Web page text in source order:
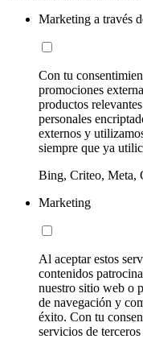
Marketing a través
Con tu
promociones
productos
personales
externos y
siempre que ya
Bing, Criteo, Meta,
Marketing
Al aceptar estos
contenidos
nuestro sitio web o
de navegación y
éxito. Con tu
servicios de